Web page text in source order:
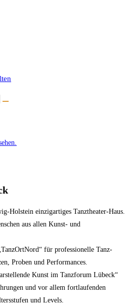
Holstein einzigartiges Tanztheater-Haus.
aus allen Kunst- und
für professionelle Tanz-
Proben und Performances.
Kunst im Tanzforum Lübeck“
und vor allem fortlaufenden
und Levels.